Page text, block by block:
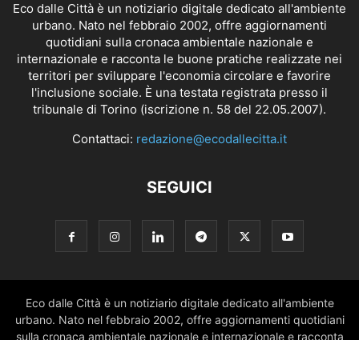
Eco dalle Città è un notiziario digitale dedicato all'ambiente
urbano. Nato nel febbraio 2002, offre aggiornamenti
quotidiani sulla cronaca ambientale nazionale e
internazionale e racconta le buone pratiche realizzate nei
territori per sviluppare l'economia circolare e favorire
l'inclusione sociale. È una testata registrata presso il
tribunale di Torino (iscrizione n. 58 del 22.05.2007).
Contattaci: redazione@ecodallecitta.it
SEGUICI
Eco dalle Città è un notiziario digitale dedicato all'ambiente
urbano. Nato nel febbraio 2002, offre aggiornamenti quotidiani
sulla cronaca ambientale nazionale e internazionale e racconta